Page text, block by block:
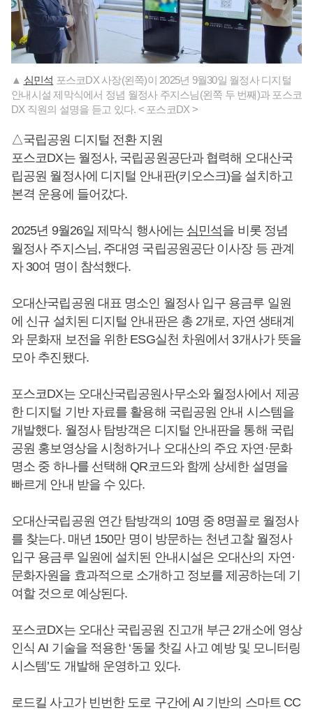
▲ 심민석 포스코DX 사장(왼쪽)이 2025년 9월30일 월정사 디지털
안내시설 제막식에서 정념 월정사 주지스님(왼쪽 두 번째)과 포스코
DX 직원의 설명을 듣고 있다. < 포스코DX >
△국립공원 디지털 전환 지원
포스코DX는 월정사, 국립공원공단과 협력해 오대산국
립공원 월정사에 디지털 안내판(키오스크)을 설치하고
본격 운용에 들어갔다.
2025년 9월26일 제막식 행사에는 심민석을 비롯 정념
월정사 주지스님, 주대영 국립공원공단 이사장 등 관계
자 30여 명이 참석했다.
오대산국립공원 대표 명소인 월정사 입구 용금루 일원
에 신규 설치된 디지털 안내판은 총 2개로, 자연 생태계
와 문화재 보전을 위한 ESG실천 차원에서 3개사가 뜻을
모아 추진됐다.
포스코DX는 오대산국립공원사무소와 월정사에서 제공
한 디지털 기반 자료를 활용해 국립공원 안내 시스템을
개발했다. 월정사 탐방객은 디지털 안내판을 통해 국립
공원 홍보영상을 시청하거나 오대산의 주요 자연·문화
명소 중 하나를 선택해 QR코드와 함께 상세한 설명을
빠르게 안내 받을 수 있다.
오대산국립공원 연간 탐방객의 10명 중 8명꼴로 월정사
를 찾는다. 매년 150만 명이 방문하는 천년고찰 월정사
입구 용금루 일원에 설치된 안내시설은 오대산의 자연·
문화자원을 효과적으로 소개하고 정보를 제공하는데 기
여할 것으로 예상된다.
포스코DX는 오대산 국립공원 진고개 부근 2개소에 영상
인식 AI 기술을 적용한 ‘동물 찻길 사고 예방 및 모니터링
시스템’도 개발해 운영하고 있다.
로드킬 사고가 빈번한 도로 구간에 AI 기반의 스마트 CC